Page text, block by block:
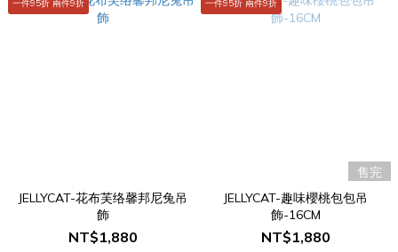
一件95折 兩件9折
JELLYCAT-花布芙络馨邦尼兔吊
飾
NT$1,880
一件95折 兩件9折
售完
JELLYCAT-趣味櫻桃包包吊
飾-16CM
NT$1,880